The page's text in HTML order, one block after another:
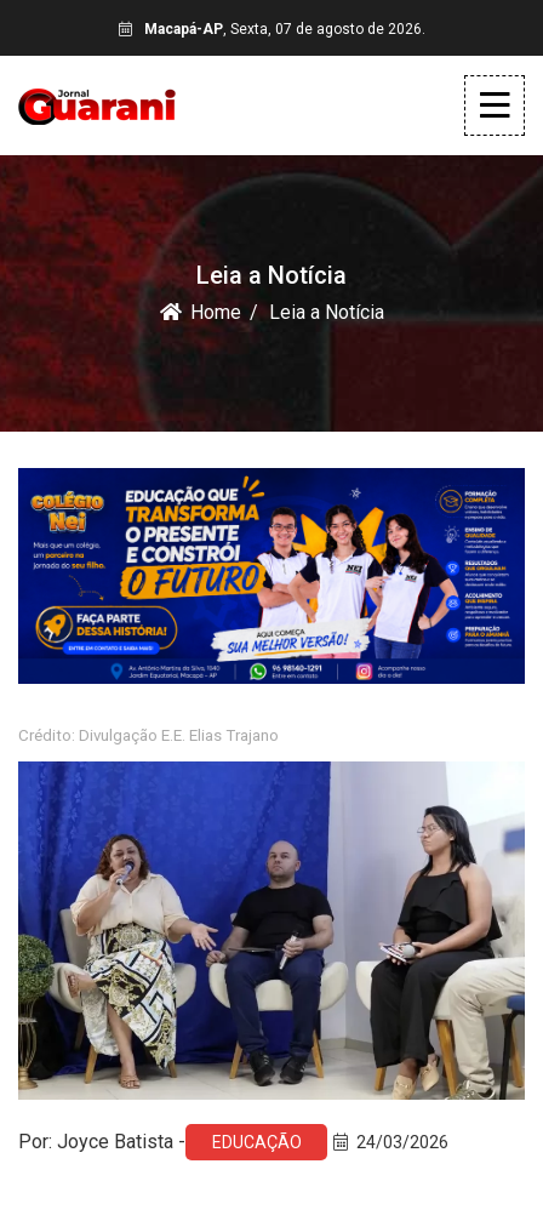
Macapá-AP, Sexta, 07 de agosto de 2026.
Leia a Notícia
Home Leia a Notícia
Crédito: Divulgação E.E. Elias Trajano
Por: Joyce Batista - EDUCAÇÃO 24/03/2026